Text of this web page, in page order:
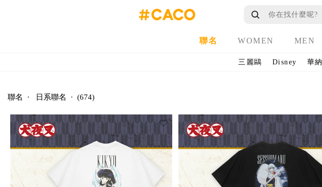
聯名 WOMEN MEN
三麗鷗 Disney 華納
聯名 · 日系聯名 · (674)